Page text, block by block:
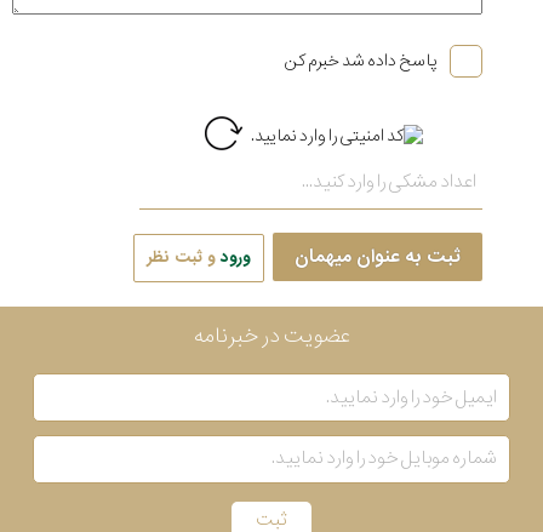
پاسخ داده شد خبرم کن
ثبت به عنوان میهمان ورودو ثبت نظر
عضویت در خبرنامه